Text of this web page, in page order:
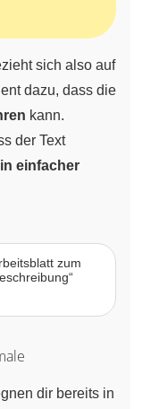
sich also auf
dazu, dass die
kann.
der Text
einfacher
zum
dir bereits in